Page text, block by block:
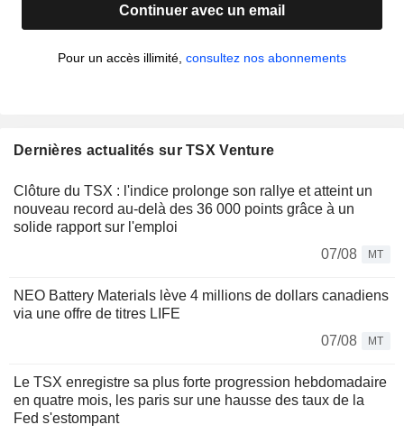
Continuer avec un email
Pour un accès illimité, consultez nos abonnements
Dernières actualités sur TSX Venture
Clôture du TSX : l'indice prolonge son rallye et atteint un
nouveau record au-delà des 36 000 points grâce à un
solide rapport sur l'emploi
07/08
MT
NEO Battery Materials lève 4 millions de dollars canadiens
via une offre de titres LIFE
07/08
MT
Le TSX enregistre sa plus forte progression hebdomadaire
en quatre mois, les paris sur une hausse des taux de la
Fed s'estompant